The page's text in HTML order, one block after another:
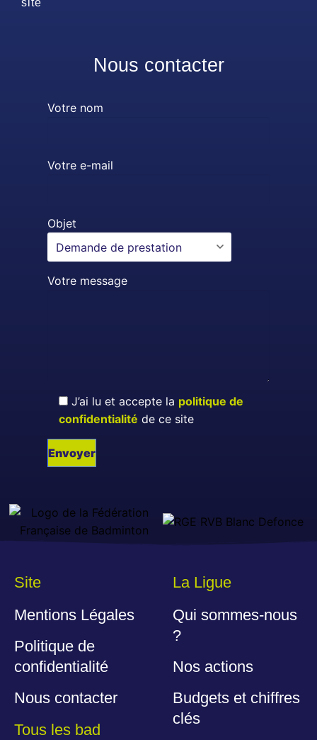
site
Nous contacter
Votre nom
Votre e-mail
Objet
Votre message
J’ai lu et accepte la politique de
confidentialité de ce site
Site
Mentions Légales
Politique de
confidentialité
Nous contacter
Tous les bad
La Ligue
Qui sommes-nous
?
Nos actions
Budgets et chiffres
clés